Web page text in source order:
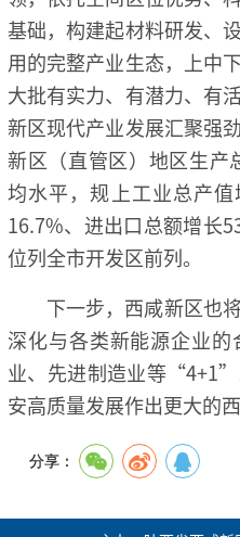
基础，构建起材料研发、
用的完整产业生态，上中
大批有实力、有潜力、有
新区现代产业发展汇聚强
新区（直管区）地区生产
均水平，规上工业总产
16.7%、进出口总额增长
位列全市开发区前列。
下一步，西咸新区也
深化与各类新能源企业
业、先进制造业等
安高质量发展作出更大的西
分享：